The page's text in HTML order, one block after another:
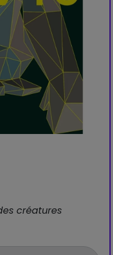
créatures